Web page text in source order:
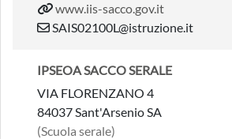
www.iis-sacco.gov.it
SAIS02100L@istruzione.it
IPSEOA SACCO SERALE
VIA FLORENZANO 4
84037 Sant'Arsenio SA
(Scuola serale)